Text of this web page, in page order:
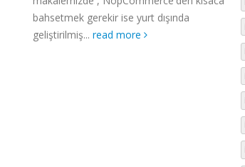
bahsetmek gerekir ise yurt dışında
geliştirilmiş...read more